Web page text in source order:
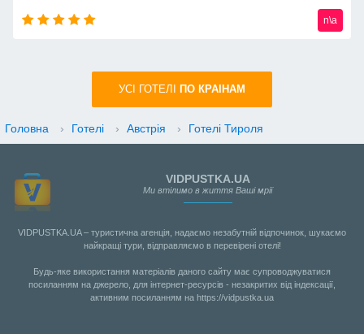
n\a
УСI ГОТЕЛІ ПО КРАIНАМ
Головна › Готелі › Австрія › Готелі Тироля
VIDPUSTKA.UA
Ми втілимо в життя Ваші мрії
VIDPUSTKA.UA – туристична агенція, надаємо незабутній відпочинок, шукаємо
найкращі тури, відправляємо в перевірені отелі!
Будь-яке використання матеріалів даного сайту має супроводжуватися
посиланням на джерело, для інтернет-ресурсів - незакритих від індексації,
активним посиланням на https://vidpustka.ua